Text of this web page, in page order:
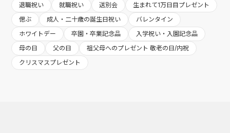
退職祝い
就職祝い 送別会
生まれて1万日目プレゼント
偲ぶ
成人・二十歳の誕生日祝い
バレンタイン
ホワイトデー
卒園・卒業記念品
入学祝い・入園記念品
母の日
父の日
祖父母へのプレゼント 敬老の日/内祝
クリスマスプレゼント